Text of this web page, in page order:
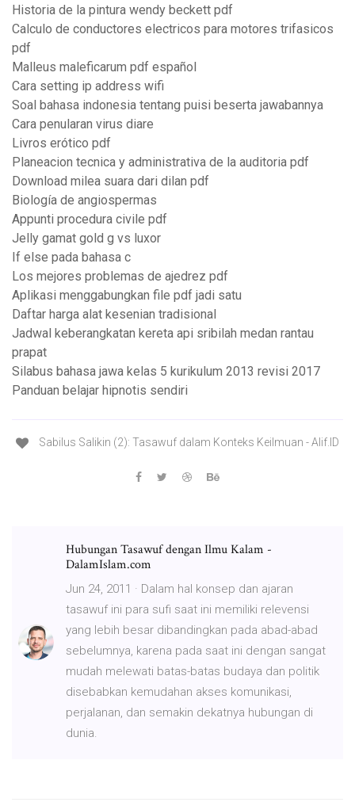
Historia de la pintura wendy beckett pdf
Calculo de conductores electricos para motores trifasicos
pdf
Malleus maleficarum pdf español
Cara setting ip address wifi
Soal bahasa indonesia tentang puisi beserta jawabannya
Cara penularan virus diare
Livros erótico pdf
Planeacion tecnica y administrativa de la auditoria pdf
Download milea suara dari dilan pdf
Biología de angiospermas
Appunti procedura civile pdf
Jelly gamat gold g vs luxor
If else pada bahasa c
Los mejores problemas de ajedrez pdf
Aplikasi menggabungkan file pdf jadi satu
Daftar harga alat kesenian tradisional
Jadwal keberangkatan kereta api sribilah medan rantau
prapat
Silabus bahasa jawa kelas 5 kurikulum 2013 revisi 2017
Panduan belajar hipnotis sendiri
Sabilus Salikin (2): Tasawuf dalam Konteks Keilmuan - Alif.ID
Hubungan Tasawuf dengan Ilmu Kalam -
DalamIslam.com
Jun 24, 2011 · Dalam hal konsep dan ajaran
tasawuf ini para sufi saat ini memiliki relevensi
yang lebih besar dibandingkan pada abad-abad
sebelumnya, karena pada saat ini dengan sangat
mudah melewati batas-batas budaya dan politik
disebabkan kemudahan akses komunikasi,
perjalanan, dan semakin dekatnya hubungan di
dunia.